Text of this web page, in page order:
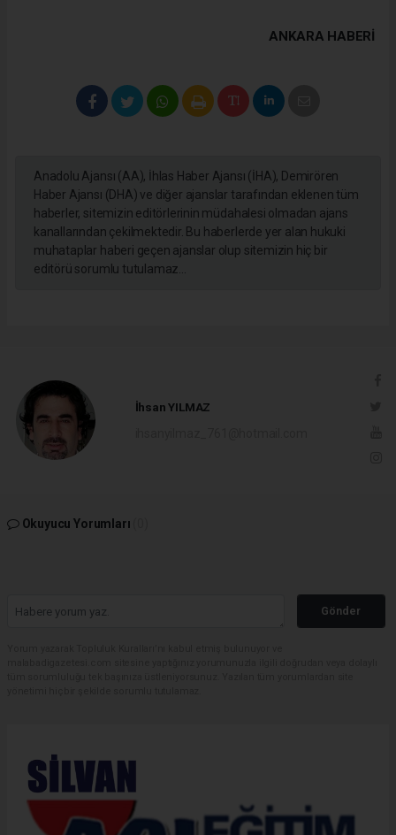
ANKARA HABERİ
Anadolu Ajansı (AA), İhlas Haber Ajansı (İHA), Demirören
Haber Ajansı (DHA) ve diğer ajanslar tarafından eklenen tüm
haberler, sitemizin editörlerinin müdahalesi olmadan ajans
kanallarından çekilmektedir. Bu haberlerde yer alan hukuki
muhataplar haberi geçen ajanslar olup sitemizin hiç bir
editörü sorumlu tutulamaz...
İhsan YILMAZ
Okuyucu Yorumları
Gönder